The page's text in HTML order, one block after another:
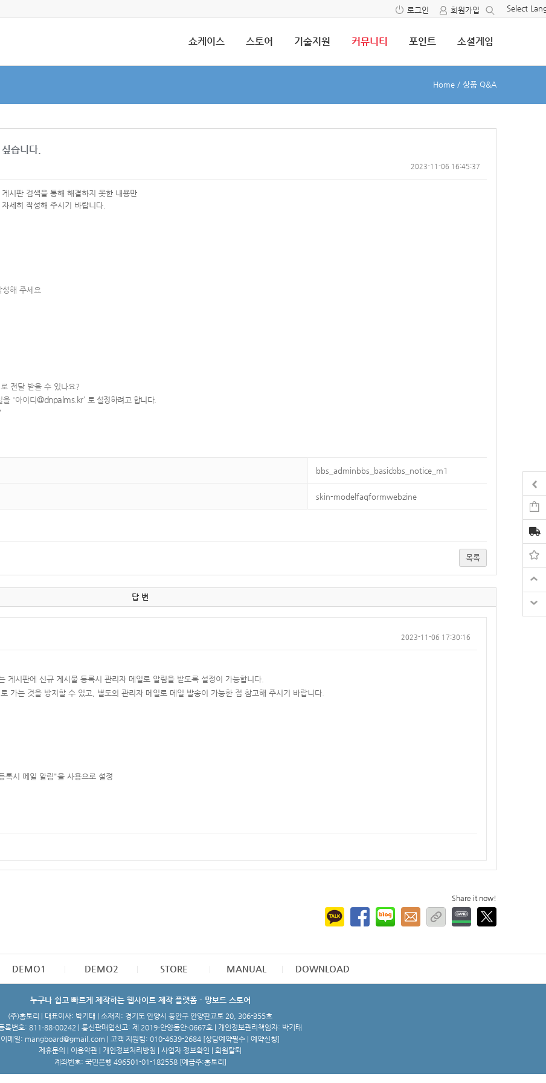
Select
로그인 회원가입
쇼케이스 스토어 기술지원 커뮤니티 포인트 소셜게임
Home / 상품 Q&A
습니다.
2023-11-06 16:45:37
시판 검색을 통해 해결하지 못한 내용만
세히 작성해 주시기 바랍니다.
성해 주세요
전달 받을 수 있나요?
을 '아이디 @dnpalms.kr' 로 설정하려고 합니다.
bbs_adminbbs_basicbbs_notice_m1
skin-modelfaqformwebzine
목록
답 변
2023-11-06 17:30:16
시판에 신규 게시물 등록시 관리자 메일로 알림을 받도록 설정이 가능합니다.
가는 것을 방지할 수 있고, 별도의 관리자 메일로 메일 발송이 가능한 점 참고해 주시기 바랍니다.
록시 메일 알림"을 사용으로 설정
Share it now!
DEMO1 DEMO2 STORE MANUAL DOWNLOAD
누구나 쉽고 빠르게 제작하는 웹사이트 제작 플랫폼 - 망보드 스토어
(주)홈토리 | 대표이사: 박기태 | 소재지: 경기도 안양시 동안구 안양판교로 20, 306-B55호
록번호: 811-88-00242 | 통신판매업신고: 제 2019-안양동안-0667호 | 개인정보관리책임자: 박기태
이메일: mangboard@gmail.com | 고객 지원팀: 010-4639-2684 [상담예약필수 | 예약신청]
제휴문의
이용약관 개인정보처리방침 사업자 정보확인
회원탈퇴
계좌번호: 국민은행 496501-01-182558 [예금주:홈토리]